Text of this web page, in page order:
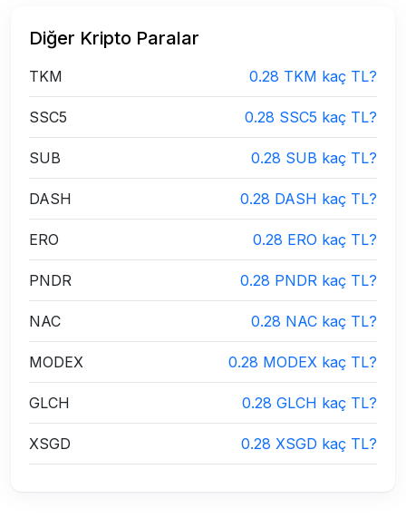
Diğer Kripto Paralar
TKM 0.28 TKM kaç TL?
SSC5 0.28 SSC5 kaç TL?
SUB 0.28 SUB kaç TL?
DASH 0.28 DASH kaç TL?
ERO 0.28 ERO kaç TL?
PNDR 0.28 PNDR kaç TL?
NAC 0.28 NAC kaç TL?
MODEX 0.28 MODEX kaç TL?
GLCH 0.28 GLCH kaç TL?
XSGD 0.28 XSGD kaç TL?